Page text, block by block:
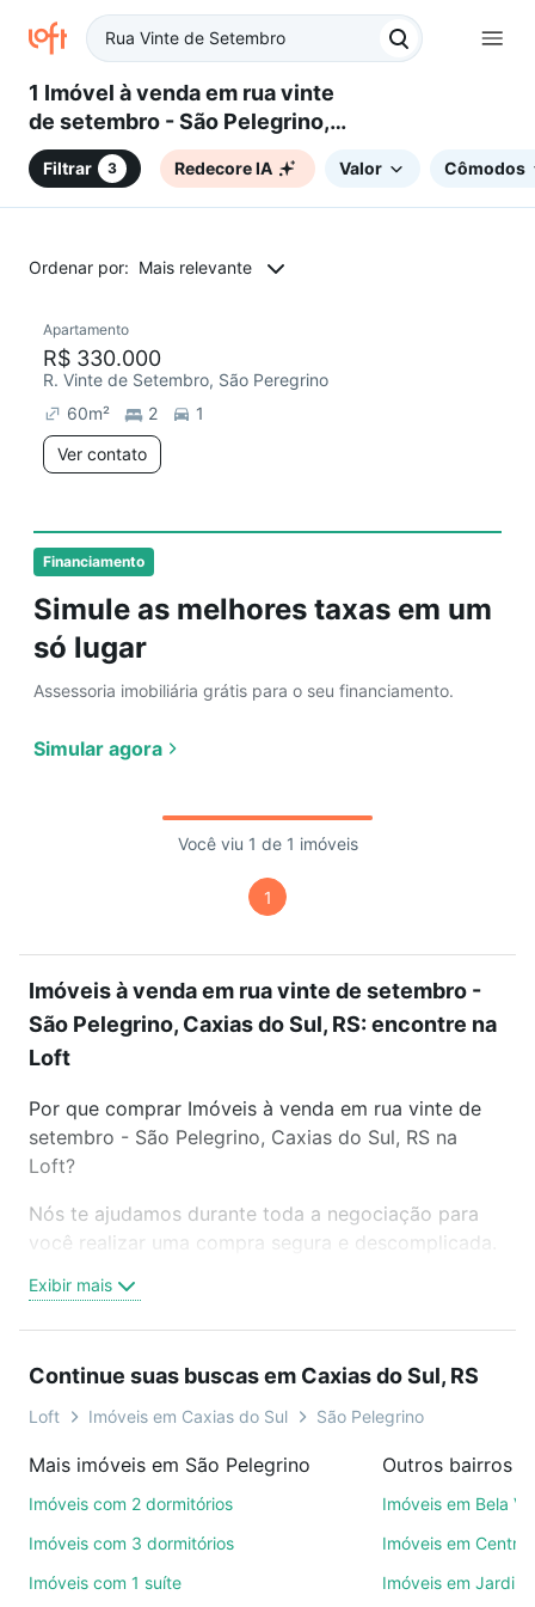
1 Imóvel à venda em rua vinte
de setembro - São Pelegrino,
Caxias do Sul, RS
Filtrar 3 Redecore IA Valor Cômodos
Ordenar por: Mais relevante
Financiamento
Simule as melhores taxas em um
só lugar
Assessoria imobiliária grátis para o seu financiamento.
Simular agora
Redecorar
Apartamento
R$ 330.000
R. Vinte de Setembro, São Peregrino
60m² 2
1
Ver contato
Você viu 1 de 1 imóveis
1
Imóveis à venda em rua vinte de setembro -
São Pelegrino, Caxias do Sul, RS: encontre na
Loft
Por que comprar Imóveis à venda em rua vinte de
setembro - São Pelegrino, Caxias do Sul, RS na
Loft?
Nós te ajudamos durante toda a negociação para
você realizar uma compra segura e descomplicada.
trabalho e do metrô, aqui você vai encontrar a
oferta ideal de Imóveis à venda em rua vinte de
conquistar seu sonho. Agende uma visita presencial
ou por videochamada, é grátis, sem compromisso e
imobiliárias te ajudando na compra, venda ou troca
de imóveis.
Como escolher um imóvel?
Use barra de busca no topo para pesquisar por
Exibir mais
Continue suas buscas em Caxias do Sul, RS
Loft Imóveis em Caxias do Sul São Pelegrino
Mais imóveis em São Pelegrino
Imóveis com 2 dormitórios
Imóveis com 3 dormitórios
Imóveis com 1 suíte
Imóveis em Bela
Imóveis em Centro
Imóveis em Jardim